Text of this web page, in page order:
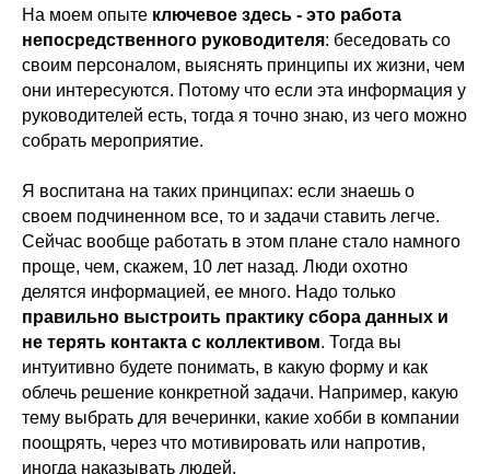
На моем опыте ключевое здесь - это работа
непосредственного руководителя: беседовать со
своим персоналом, выяснять принципы их жизни, чем
они интересуются. Потому что если эта информация у
руководителей есть, тогда я точно знаю, из чего можно
собрать мероприятие.
Я воспитана на таких принципах: если знаешь о
своем подчиненном все, то и задачи ставить легче.
Сейчас вообще работать в этом плане стало намного
проще, чем, скажем, 10 лет назад. Люди охотно
делятся информацией, ее много. Надо только
правильно выстроить практику сбора данных и
не терять контакта с коллективом. Тогда вы
интуитивно будете понимать, в какую форму и как
облечь решение конкретной задачи. Например, какую
тему выбрать для вечеринки, какие хобби в компании
поощрять, через что мотивировать или напротив,
иногда наказывать людей.